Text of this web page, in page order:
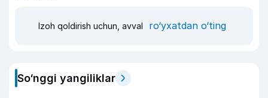
Izoh qoldirish uchun, avval ro‘yxatdan o‘ting
So‘nggi yangiliklar